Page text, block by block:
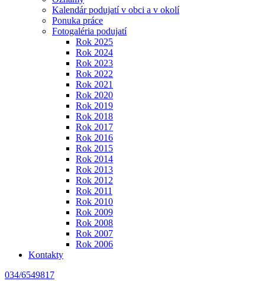
Kalendár podujatí v obci a v okolí
Ponuka práce
Fotogaléria podujatí
Rok 2025
Rok 2024
Rok 2023
Rok 2022
Rok 2021
Rok 2020
Rok 2019
Rok 2018
Rok 2017
Rok 2016
Rok 2015
Rok 2014
Rok 2013
Rok 2012
Rok 2011
Rok 2010
Rok 2009
Rok 2008
Rok 2007
Rok 2006
Kontakty
034/6549817